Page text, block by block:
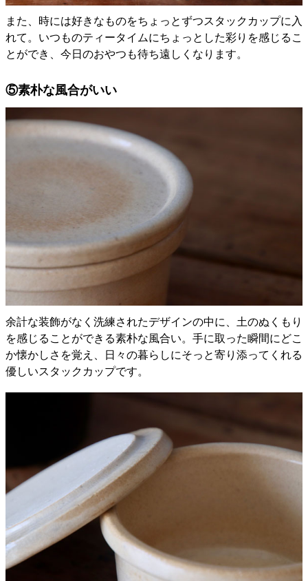
また、時には好きなものをちょっとずつスタックカップに入
れて。いつものティータイムにちょっとした彩りを感じるこ
とができ、今日のおやつも待ち遠しくなります。
⑤素朴な風合がいい
余計な装飾がなく洗練されたデザインの中に、土のぬくもり
を感じることができる素朴な風合い。手に取った瞬間にどこ
か懐かしさを覚え、日々の暮らしにそっと寄り添ってくれる
優しいスタックカップです。